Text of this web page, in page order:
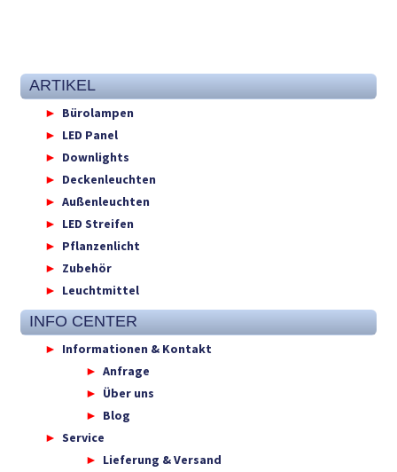
ARTIKEL
Bürolampen
LED Panel
Downlights
Deckenleuchten
Außenleuchten
LED Streifen
Pflanzenlicht
Zubehör
Leuchtmittel
INFO CENTER
Informationen & Kontakt
Anfrage
Über uns
Blog
Service
Lieferung & Versand